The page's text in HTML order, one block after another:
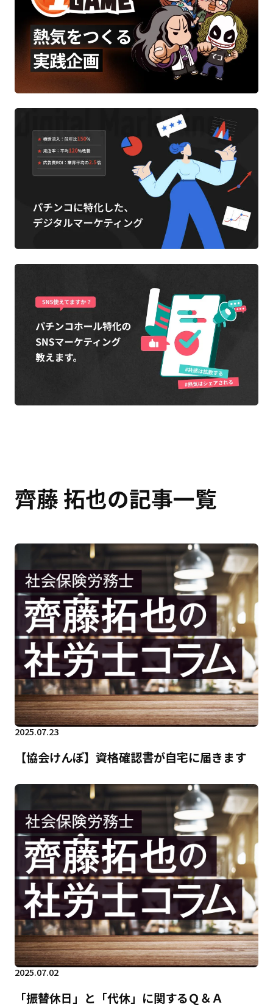
齊藤 拓也の記事一覧
2025.07.23
【協会けんぽ】資格確認書が自宅に届きます
2025.07.02
「振替休日」と「代休」に関するＱ＆Ａ